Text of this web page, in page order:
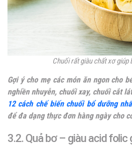
Chuối rất giàu chất xơ giúp
Gợi ý cho mẹ các món ăn ngon cho
nghiền nhuyễn, chuối xay, chuối cắt
12 cách chế biến chuối bổ dưỡng
để đa dạng thực đơn hàng ngày cho
3.2. Quả bơ – giàu acid folic